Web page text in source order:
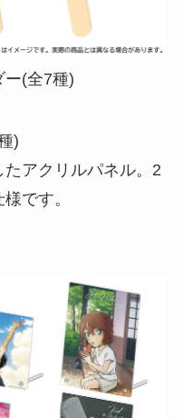
ー(全7種)
)
アクリルパネル。2
です。